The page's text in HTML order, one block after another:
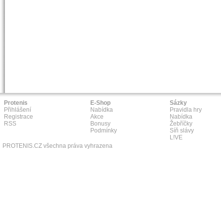
Protenis
Přihlášení
Registrace
RSS
E-Shop
Nabídka
Akce
Bonusy
Podmínky
Sázky
Pravidla hry
Nabídka
Žebříčky
Síň slávy
L!VE
PROTENIS.CZ všechna práva vyhrazena